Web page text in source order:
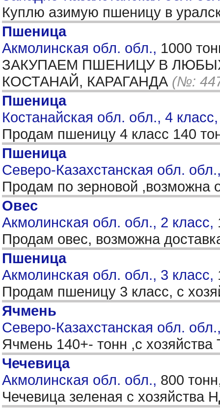
Куплю азимую пшеницу в
Пшеница
Акмолинская обл. обл., 1000
ЗАКУПАЕМ ПШЕНИЦУ В
КОСТАНАЙ, КАРАГАНДА (№:
Пшеница
Костанайская обл. обл., 4
Продам пшеницу 4 класс 140
Пшеница
Северо-Казахстанская обл.
Продам по зерновой ,возможна
Овес
Акмолинская обл. обл., 2 класс,
Продам овес, возможна
Пшеница
Акмолинская обл. обл., 3 класс,
Продам пшеницу 3 класс, с
Ячмень
Северо-Казахстанская обл.
Ячмень 140+- тонн ,с
Чечевица
Акмолинская обл. обл., 800
Чечевица зеленая с хозяйства